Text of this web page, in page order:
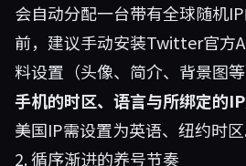
会自动分配一台带有全球随机
前，建议手动安装Twitter官方
料设置（头像、简介、背景图等
手机的时区、语言与所绑定的
美国IP需设置为英语、纽约时区
2. 循序渐进的养号节奏